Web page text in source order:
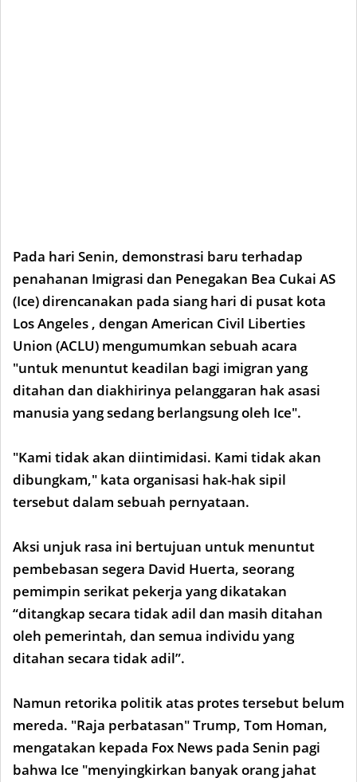
Pada hari Senin, demonstrasi baru terhadap
penahanan Imigrasi dan Penegakan Bea Cukai AS
(Ice) direncanakan pada siang hari di pusat kota
Los Angeles , dengan American Civil Liberties
Union (ACLU) mengumumkan sebuah acara
"untuk menuntut keadilan bagi imigran yang
ditahan dan diakhirinya pelanggaran hak asasi
manusia yang sedang berlangsung oleh Ice".
"Kami tidak akan diintimidasi. Kami tidak akan
dibungkam," kata organisasi hak-hak sipil
tersebut dalam sebuah pernyataan.
Aksi unjuk rasa ini bertujuan untuk menuntut
pembebasan segera David Huerta, seorang
pemimpin serikat pekerja yang dikatakan
“ditangkap secara tidak adil dan masih ditahan
oleh pemerintah, dan semua individu yang
ditahan secara tidak adil”.
Namun retorika politik atas protes tersebut belum
mereda. "Raja perbatasan" Trump, Tom Homan,
mengatakan kepada Fox News pada Senin pagi
bahwa Ice "menyingkirkan banyak orang jahat